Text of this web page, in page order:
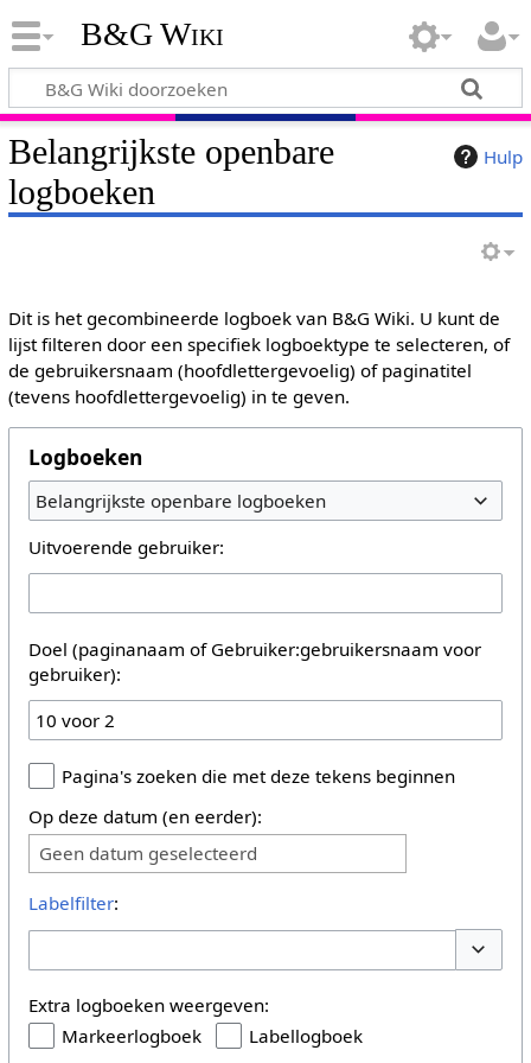
B&G Wiki
Hulp
Belangrijkste openbare
logboeken
Dit is het gecombineerde logboek van B&G Wiki. U kunt de
lijst filteren door een specifiek logboektype te selecteren, of
de gebruikersnaam (hoofdlettergevoelig) of paginatitel
(tevens hoofdlettergevoelig) in te geven.
Logboeken
Belangrijkste openbare logboeken
Uitvoerende gebruiker:
Doel (paginanaam of Gebruiker:gebruikersnaam voor
gebruiker):
Pagina's zoeken die met deze tekens beginnen
Op deze datum (en eerder):
Geen datum geselecteerd
Labelfilter:
Extra logboeken weergeven:
Markeerlogboek
Labellogboek